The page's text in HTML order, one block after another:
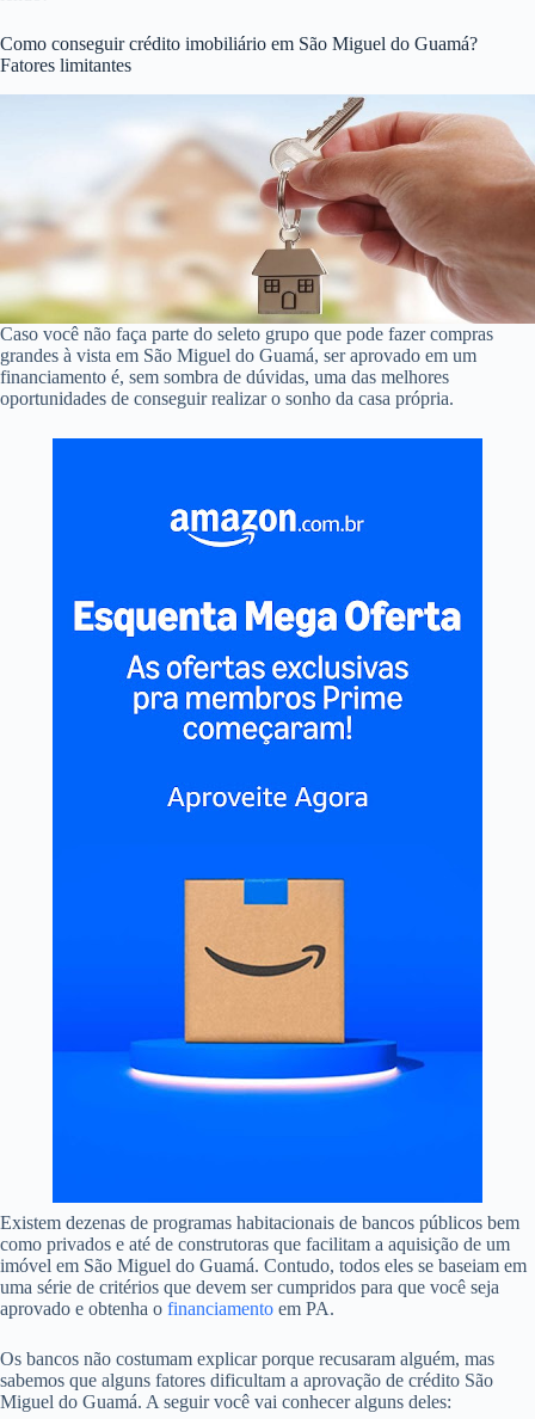
necessários vão garantir que você compre seu imóvel em São Miguel
do Guamá e não tenha problemas futuros.
Nesse artigo, além de um passo a passo de como conseguir crédito
imobiliário você também irá conhecer os principais fatores que
dificultam ser aprovado além de algumas dicas que, se utilizadas,
aumentam as suas chances de conquistar crédito imobiliário em São
Miguel do Guamá.
Quer aprender mais sobre como você pode conquistar seu novo lar em
São Miguel do Guamá – PA com crédito imobiliário? Então continue
Como conseguir crédito imobiliário em São Miguel do Guamá?
Fatores limitantes
Caso você não faça parte do seleto grupo que pode fazer compras
financiamento é, sem sombra de dúvidas, uma das melhores
oportunidades de conseguir realizar o sonho da casa própria.